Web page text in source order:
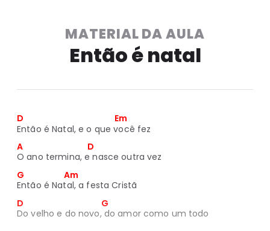
MATERIAL DA AULA
Então é natal
D                                                Em
Então é Natal, e o que você fez
A                                  D
O ano termina, e nasce outra vez
G                     Am
Então é Natal, a festa Cristã
D                                         G
Do velho e do novo, do amor como um todo